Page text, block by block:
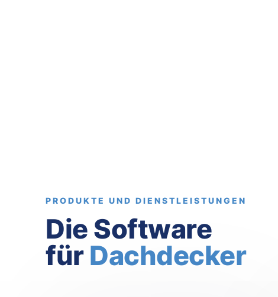
PRODUKTE UND DIENSTLEISTUNGEN
Die Software
für Dachdecker